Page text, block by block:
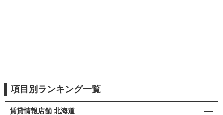
項目別ランキング一覧
賃貸情報店舗 北海道